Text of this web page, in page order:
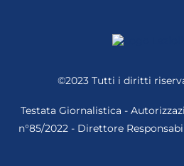
©2023 Tutti i diritti
Testata Giornalistica -
n°85/2022 - Direttore